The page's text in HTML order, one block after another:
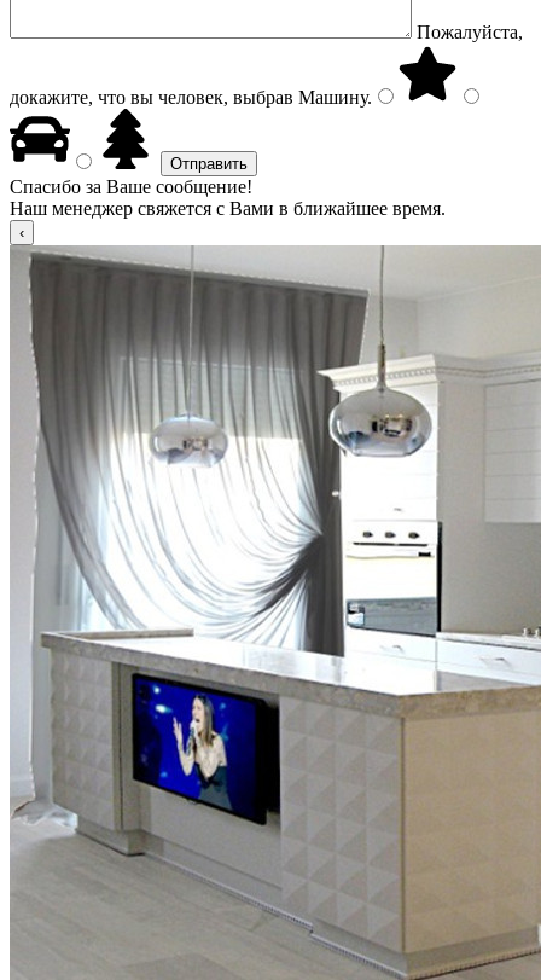
Пожалуйста,
докажите, что вы человек, выбрав Машину.
Спасибо за Ваше сообщение!
Наш менеджер свяжется с Вами в ближайшее время.